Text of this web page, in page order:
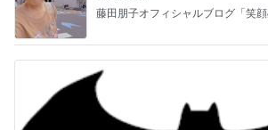
藤田朋子オフィシャルブログ「笑顔